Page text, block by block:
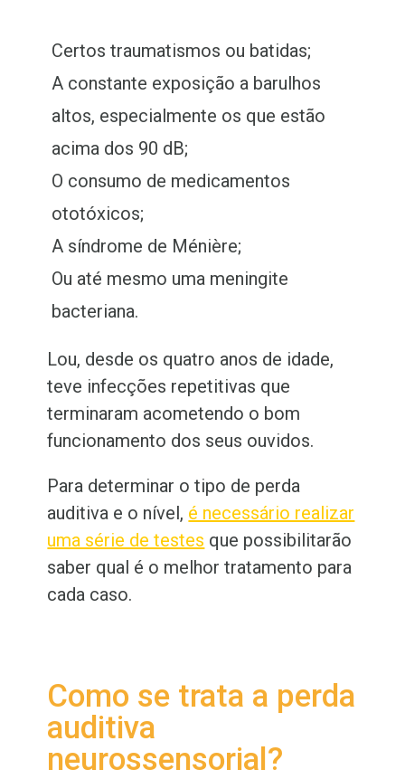
Certos traumatismos ou batidas;
A constante exposição a barulhos
altos, especialmente os que estão
acima dos 90 dB;
O consumo de medicamentos
ototóxicos;
A síndrome de Ménière;
Ou até mesmo uma meningite
bacteriana.
Lou, desde os quatro anos de idade,
teve infecções repetitivas que
terminaram acometendo o bom
funcionamento dos seus ouvidos.
Para determinar o tipo de perda
auditiva e o nível, é necessário realizar
uma série de testes que possibilitarão
saber qual é o melhor tratamento para
cada caso.
Como se trata a perda
auditiva
neurossensorial?